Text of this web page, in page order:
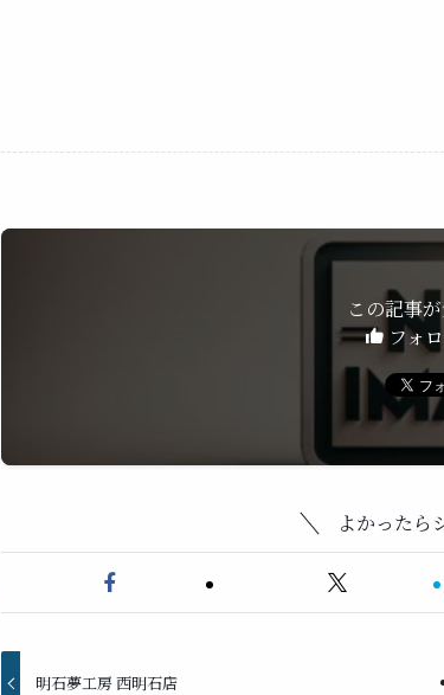
この記事
フォ
よかったら
明石夢工房 西明石店